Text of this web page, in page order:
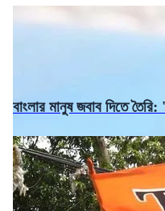
বাংলার মানুষ জবাব দিতে